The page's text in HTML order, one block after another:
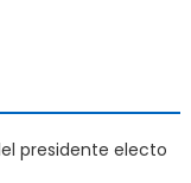
presidente electo